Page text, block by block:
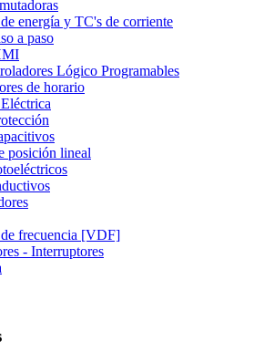
energía y TC's de corriente
a paso
Lógico Programables
de horario
posición lineal
frecuencia [VDF]
- Interruptores